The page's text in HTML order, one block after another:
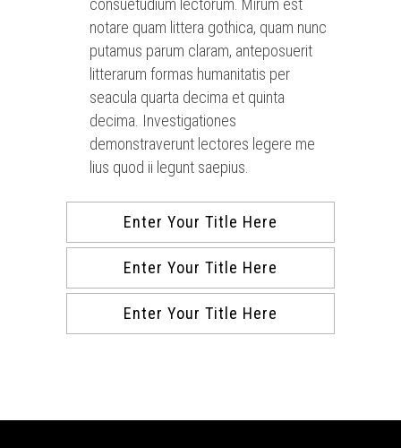
consuetudium lectorum. Mirum est
notare quam littera gothica, quam nunc
putamus parum claram, anteposuerit
litterarum formas humanitatis per
seacula quarta decima et quinta
decima. Investigationes
demonstraverunt lectores legere me
lius quod ii legunt saepius.
Enter Your Title Here
Enter Your Title Here
Enter Your Title Here